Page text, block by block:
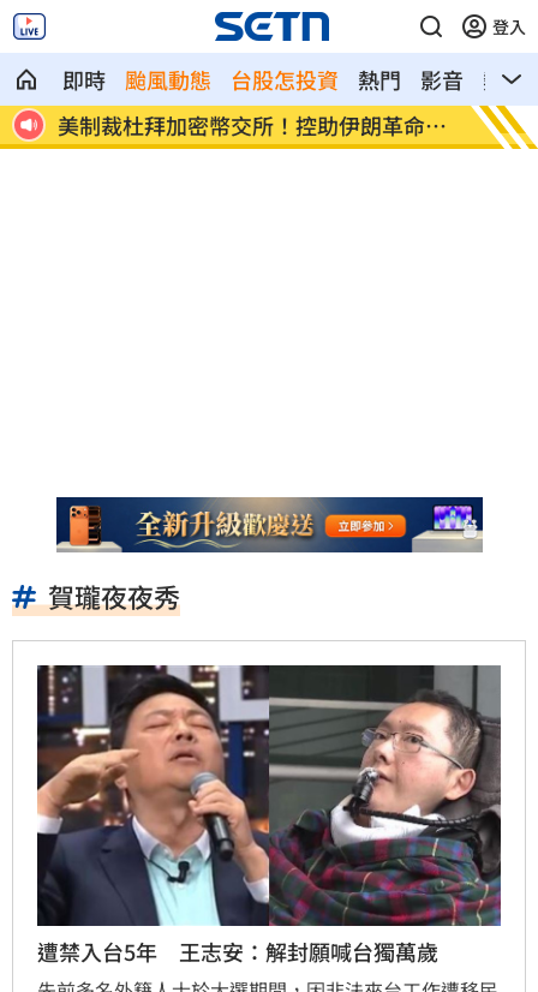
登入
即時 颱風動態 台股怎投資 熱門 影音
熱搜
衛
美就業數據爆冷 這信號Fed升息警報降
溫
梅西
壇
賀瓏夜夜秀
遭禁入台5年 王志安：解封願喊台獨萬歲